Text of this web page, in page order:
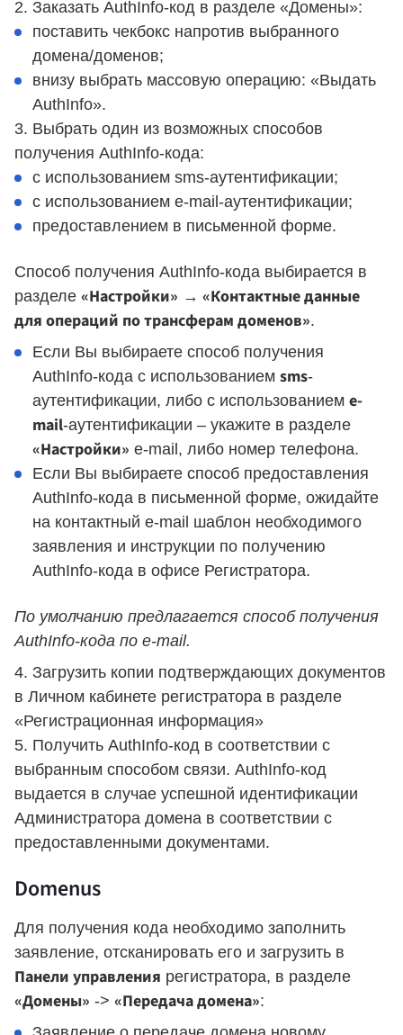
Заказать AuthInfo-код в разделе «Домены»:
поставить чекбокс напротив выбранного
домена/доменов;
внизу выбрать массовую операцию: «Выдать
AuthInfo».
Выбрать один из возможных способов
получения AuthInfo-кода:
с использованием sms-аутентификации;
с использованием e-mail-аутентификации;
предоставлением в письменной форме.
Способ получения AuthInfo-кода выбирается в
разделе «Настройки» → «Контактные данные
для операций по трансферам доменов».
Если Вы выбираете способ получения
AuthInfo-кода с использованием sms-
аутентификации, либо с использованием e-
mail-аутентификации – укажите в разделе
«Настройки» e-mail, либо номер телефона.
Если Вы выбираете способ предоставления
AuthInfo-кода в письменной форме, ожидайте
на контактный e-mail шаблон необходимого
заявления и инструкции по получению
AuthInfo-кода в офисе Регистратора.
По умолчанию предлагается способ получения
AuthInfo-кода по e-mail.
Загрузить копии подтверждающих документов
в Личном кабинете регистратора в разделе
«Регистрационная информация»
Получить AuthInfo-код в соответствии с
выбранным способом связи. AuthInfo-код
выдается в случае успешной идентификации
Администратора домена в соответствии с
предоставленными документами.
Domenus
Для получения кода необходимо заполнить
заявление, отсканировать его и загрузить в
Панели управления регистратора, в разделе
«Домены» -> «Передача домена»: